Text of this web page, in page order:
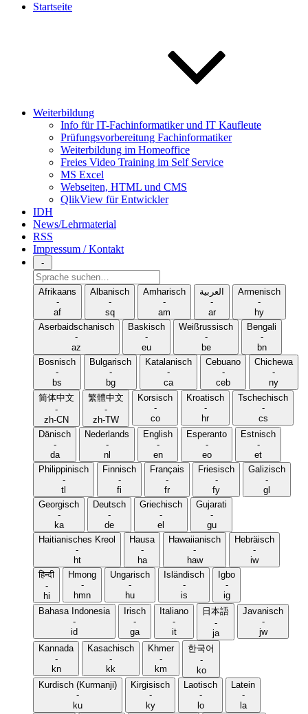
Startseite
Weiterbildung
Info für IT-Fachinformatiker und IT Kaufleute
Prüfungsvorbereitung Fachinformatiker
Weiterbildung im Homeoffice
Freies Video Training im Self Service
MS Excel
Webseiten, HTML und CMS
QlikView für Entwickler
IDH
News/Lehrmaterial
RSS
Impressum / Kontakt
-
Sprache
suchen
Afrikaans
-
af
Albanisch
-
sq
Amharisch
-
am
العربية
-
ar
Armenisch
-
hy
Aserbaidschanisch
-
az
Baskisch
-
eu
Weißrussisch
-
be
Bengali
-
bn
Bosnisch
-
bs
Bulgarisch
-
bg
Katalanisch
-
ca
Cebuano
-
ceb
Chichewa
-
ny
简体中文
-
zh-CN
繁體中文
-
zh-TW
Korsisch
-
co
Kroatisch
-
hr
Tschechisch
-
cs
Dänisch
-
da
Nederlands
-
nl
English
-
en
Esperanto
-
eo
Estnisch
-
et
Philippinisch
-
tl
Finnisch
-
fi
Français
-
fr
Friesisch
-
fy
Galizisch
-
gl
Georgisch
-
ka
Deutsch
-
de
Griechisch
-
el
Gujarati
-
gu
Haitianisches Kreol
-
ht
Hausa
-
ha
Hawaiianisch
-
haw
Hebräisch
-
iw
हिन्दी
-
hi
Hmong
-
hmn
Ungarisch
-
hu
Isländisch
-
is
Igbo
-
ig
Bahasa Indonesia
-
id
Irisch
-
ga
Italiano
-
it
日本語
-
ja
Javanisch
-
jw
Kannada
-
kn
Kasachisch
-
kk
Khmer
-
km
한국어
-
ko
Kurdisch (Kurmanji)
-
ku
Kirgisisch
-
ky
Laotisch
-
lo
Latein
-
la